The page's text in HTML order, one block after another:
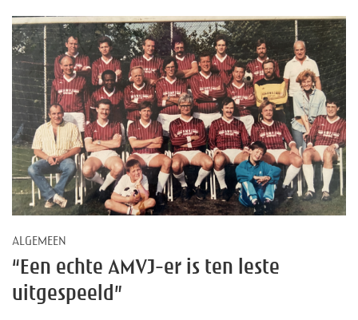
ALGEMEEN
“Een echte AMVJ-er is ten leste
uitgespeeld”